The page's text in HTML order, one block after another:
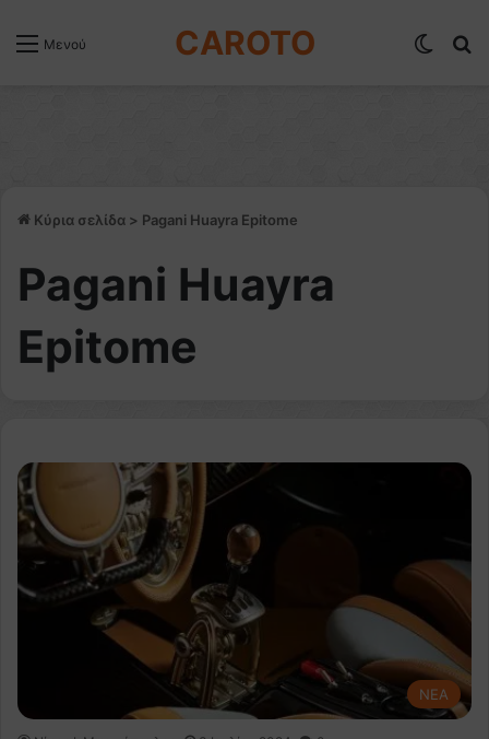
Μενού CAROTO
Κύρια σελίδα > Pagani Huayra Epitome
Pagani Huayra
Epitome
NEA